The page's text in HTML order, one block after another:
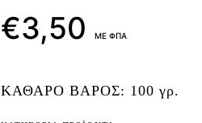
€3,50 ΜΕ ΦΠΑ
ΚΑΘΑΡΟ ΒΑΡΟΣ: 100 γρ.